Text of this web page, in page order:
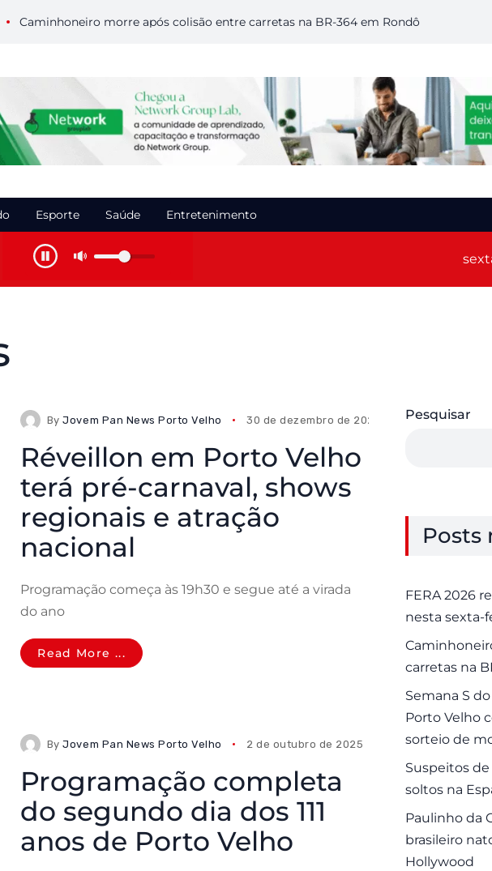
morre após colisão entre carretas na BR-364 em Rondônia Semana
Esporte Saúde Entretenimento
ByJovem Pan News Porto Velho 30 de dezembro de 2025 0 Comments
Réveillon em Porto Velho
terá pré-carnaval, shows
regionais e atração
nacional
Programação começa às 19h30 e segue até a virada
do ano
Read More ...
ByJovem Pan News Porto Velho 2 de outubro de 2025 0 Comments
Programação completa
do segundo dia dos 111
anos de Porto Velho
Pesquisar
Posts
FERA 2026
nesta sexta-
carretas na
Semana S
Porto Velho
sorteio de
Suspeitos
soltos na
Paulinho da
brasileiro
Hollywood